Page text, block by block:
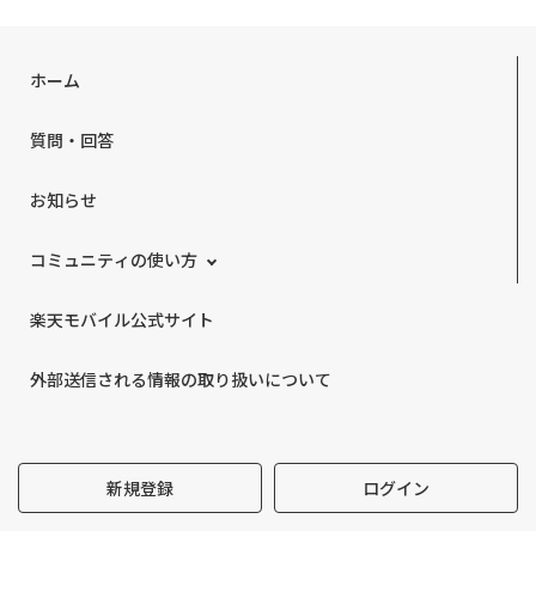
ホーム
質問・回答
お知らせ
コミュニティの使い方
楽天モバイル公式サイト
外部送信される情報の取り扱いについて
新規登録 ログイン